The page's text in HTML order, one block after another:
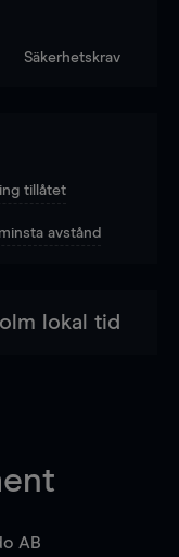
Säkerhetskrav
tillåtet
avstånd
lokal tid
AB